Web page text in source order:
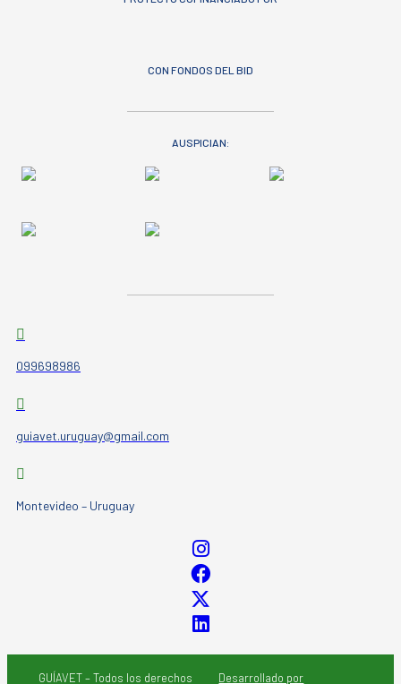
CON FONDOS DEL BID
AUSPICIAN:
099698986
guiavet.uruguay@gmail.com
Montevideo – Uruguay
GUÍAVET – Todos los derechos Desarrollado por